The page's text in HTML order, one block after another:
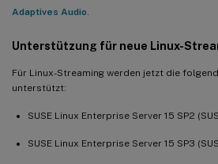
Adaptives Audio
Unterstützung für neue Linux-
Für Linux-Streaming werden jetzt die
unterstützt:
SUSE Linux Enterprise Server 15 SP2
SUSE Linux Enterprise Server 15 SP3